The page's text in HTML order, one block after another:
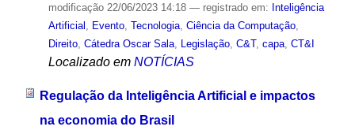
modificação22/06/2023 14:18 — registrado em: Inteligência
Artificial
Evento, Tecnologia, Ciência da Computação,
Direito, Cátedra Oscar Sala, Legislação, C&T, capa, CT&I
Localizado em NOTÍCIAS
Regulação da Inteligência Artificial e impactos
na economia do Brasil